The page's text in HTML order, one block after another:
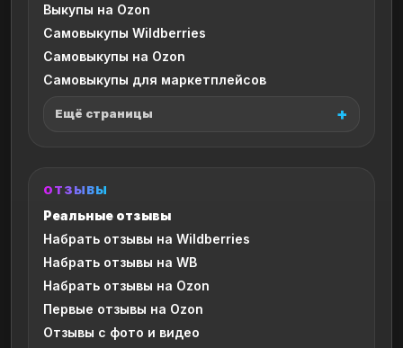
Выкупы на Ozon
Самовыкупы Wildberries
Самовыкупы на Ozon
Самовыкупы для маркетплейсов
Ещё страницы
ОТЗЫВЫ
Реальные отзывы
Набрать отзывы на Wildberries
Набрать отзывы на WB
Набрать отзывы на Ozon
Первые отзывы на Ozon
Отзывы с фото и видео